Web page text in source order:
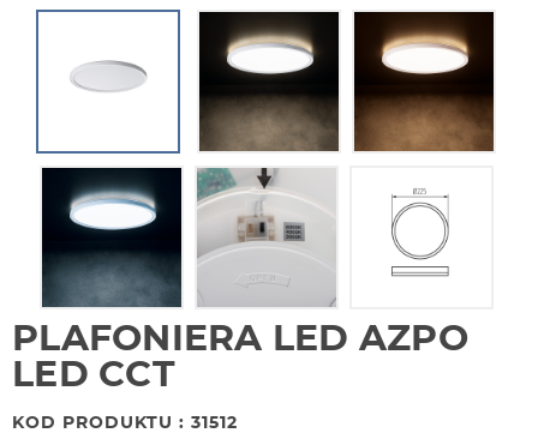
PLAFONIERA LED AZPO
LED CCT
KOD PRODUKTU : 31512